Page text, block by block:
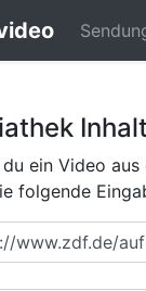
du ein Video
folgende